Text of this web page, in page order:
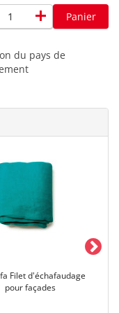
add Panier
du pays de
Filet d'échafaudage
pour façades